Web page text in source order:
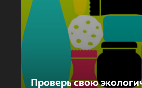
Проверь свою